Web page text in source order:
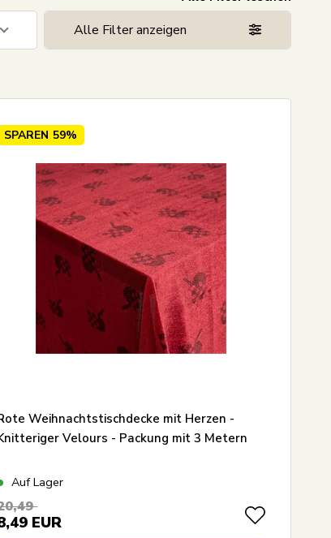
Alle Filter anzeigen
SPAREN 59%
Weihnachtstischdecke mit Herzen -
Velours - Packung mit 3 Metern
Auf Lager
EUR